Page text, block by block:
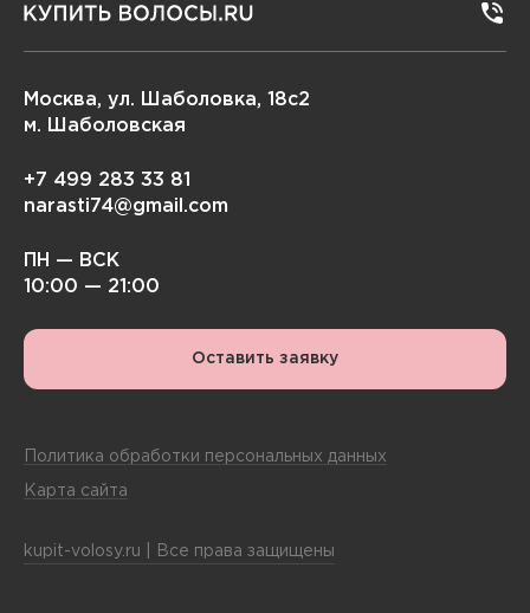
Москва, ул. Шаболовка, 18с2
м. Шаболовская
+7 499 283 33 81
narasti74@gmail.com
ПН — ВСК
10:00 — 21:00
Оставить заявку
Политика обработки персональных данных
Карта сайта
kupit-volosy.ru | Все права защищены